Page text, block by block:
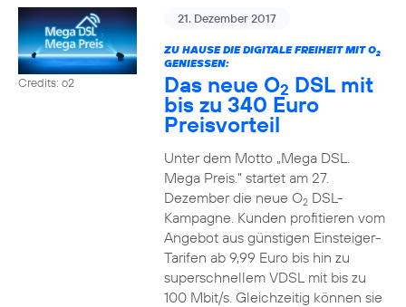
Credits: o2
21. Dezember 2017
ZU HAUSE DIE DIGITALE FREIHEIT MIT O2
GENIESSEN:
Das neue O2 DSL mit
bis zu 340 Euro
Preisvorteil
Unter dem Motto „Mega DSL.
Mega Preis.” startet am 27.
Dezember die neue O2DSL-
Kampagne. Kunden profitieren vom
Angebot aus günstigen Einsteiger-
Tarifen ab 9,99 Euro bis hin zu
superschnellem VDSL mit bis zu
100 Mbit/s. Gleichzeitig können sie